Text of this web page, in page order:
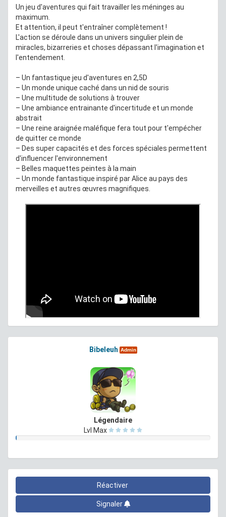
Un jeu d'aventures qui fait travailler les méninges au
maximum.
Et attention, il peut t'entraîner complètement !
L'action se déroule dans un univers singulier plein de
miracles, bizarreries et choses dépassant l'imagination et
l'entendement.
– Un fantastique jeu d'aventures en 2,5D
– Un monde unique caché dans un nid de souris
– Une multitude de solutions à trouver
– Une ambiance entrainante d'incertitude et un monde
abstrait
– Une reine araignée maléfique fera tout pour t'empécher
de quitter ce monde
– Des super capacités et des forces spéciales permettent
d'influencer l'environnement
– Belles maquettes peintes à la main
– Un monde fantastique inspiré par Alice au pays des
merveilles et autres œuvres magnifiques.
Bibeleuh Admin
Légendaire
Lvl Max
Réactiver
Signaler